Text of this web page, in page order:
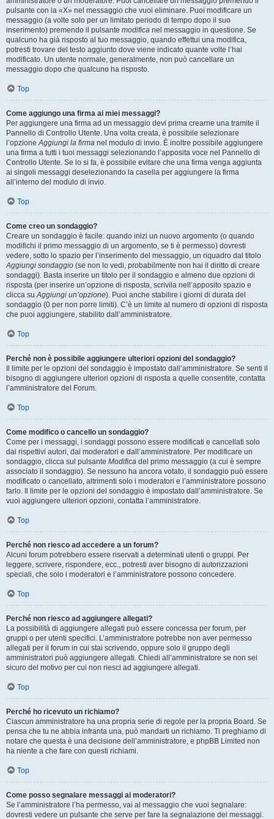
pulsante con la «X» nel messaggio che vuoi eliminare. Puoi modificare un
messaggio (a volte solo per un limitato periodo di tempo dopo il suo
inserimento) premendo il pulsante modifica nel messaggio in questione. Se
qualcuno ha già risposto al tuo messaggio, quando effettui una modifica,
potresti trovare del testo aggiunto dove viene indicato quante volte l’hai
modificato. Un utente normale, generalmente, non può cancellare un
messaggio dopo che qualcuno ha risposto.
Top
Come aggiungo una firma ai miei messaggi?
Per aggiungere una firma ad un messaggio devi prima crearne una tramite il
Pannello di Controllo Utente. Una volta creata, è possibile selezionare
l’opzioneAggiungi la firma nel modulo di invio. È inoltre possibile aggiungere
una firma a tutti i tuoi messaggi selezionando l’apposita voce nel Pannello di
Controllo Utente. Se lo si fa, è possibile evitare che una firma venga aggiunta
ai singoli messaggi deselezionando la casella per aggiungere la firma
all’interno del modulo di invio.
Top
Come creo un sondaggio?
Creare un sondaggio è facile: quando inizi un nuovo argomento (o quando
modifichi il primo messaggio di un argomento, se ti è permesso) dovresti
vedere, sotto lo spazio per l’inserimento del messaggio, un riquadro dal titolo
Aggiungi sondaggio (se non lo vedi, probabilmente non hai il diritto di creare
sondaggi). Basta inserire un titolo per il sondaggio e almeno due opzioni di
risposta (per inserire un’opzione di risposta, scrivila nell’apposito spazio e
clicca suAggiungi un’opzione). Puoi anche stabilire i giorni di durata del
sondaggio (0 per non porre limiti). C’è un limite al numero di opzioni di risposta
che puoi aggiungere, stabilito dall’amministratore.
Top
Perché non è possibile aggiungere ulteriori opzioni del sondaggio?
Il limite per le opzioni del sondaggio è impostato dall’amministratore. Se senti il
bisogno di aggiungere ulteriori opzioni di risposta a quelle consentite, contatta
l’amministratore del Forum.
Top
Come modifico o cancello un sondaggio?
Come per i messaggi, i sondaggi possono essere modificati e cancellati solo
dai rispettivi autori, dai moderatori e dall’amministratore. Per modificare un
sondaggio, clicca sul pulsante Modifica del primo messaggio (a cui è sempre
associato il sondaggio). Se nessuno ha ancora votato, il sondaggio può essere
modificato o cancellato, altrimenti solo i moderatori e l’amministratore possono
farlo. Il limite per le opzioni del sondaggio è impostato dall’amministratore. Se
vuoi aggiungere ulteriori opzioni, contatta l’amministratore.
Top
Perché non riesco ad accedere a un forum?
Alcuni forum potrebbero essere riservati a determinati utenti o gruppi. Per
leggere, scrivere, rispondere, ecc., potresti aver bisogno di autorizzazioni
speciali, che solo i moderatori e l’amministratore possono concedere.
Top
Perché non riesco ad aggiungere allegati?
La possibilità di aggiungere allegati può essere concessa per forum, per
gruppi o per utenti specifici. L’amministratore potrebbe non aver permesso
allegati per il forum in cui stai scrivendo, oppure solo il gruppo degli
amministratori può aggiungere allegati. Chiedi all’amministratore se non sei
sicuro del motivo per cui non riesci ad aggiungere allegati.
Top
Perché ho ricevuto un richiamo?
Ciascun amministratore ha una propria serie di regole per la propria Board. Se
pensa che tu ne abbia infranta una, può mandarti un richiamo. Ti preghiamo di
notare che questa è una decisione dell’amministratore, e phpBB Limited non
ha niente a che fare con questi richiami.
Top
Come posso segnalare messaggi ai moderatori?
Se l’amministratore l’ha permesso, vai al messaggio che vuoi segnalare:
dovresti vedere un pulsante che serve per fare la segnalazione dei messaggi.